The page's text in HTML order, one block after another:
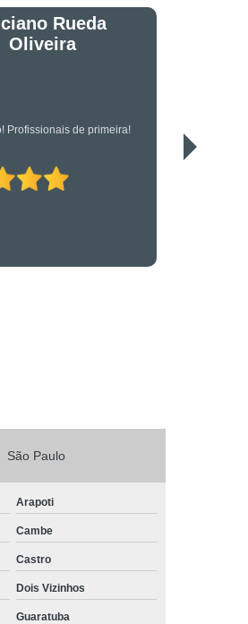
qualidade!
São Paulo
Arapoti
Cambe
Castro
Dois Vizinhos
Guaratuba